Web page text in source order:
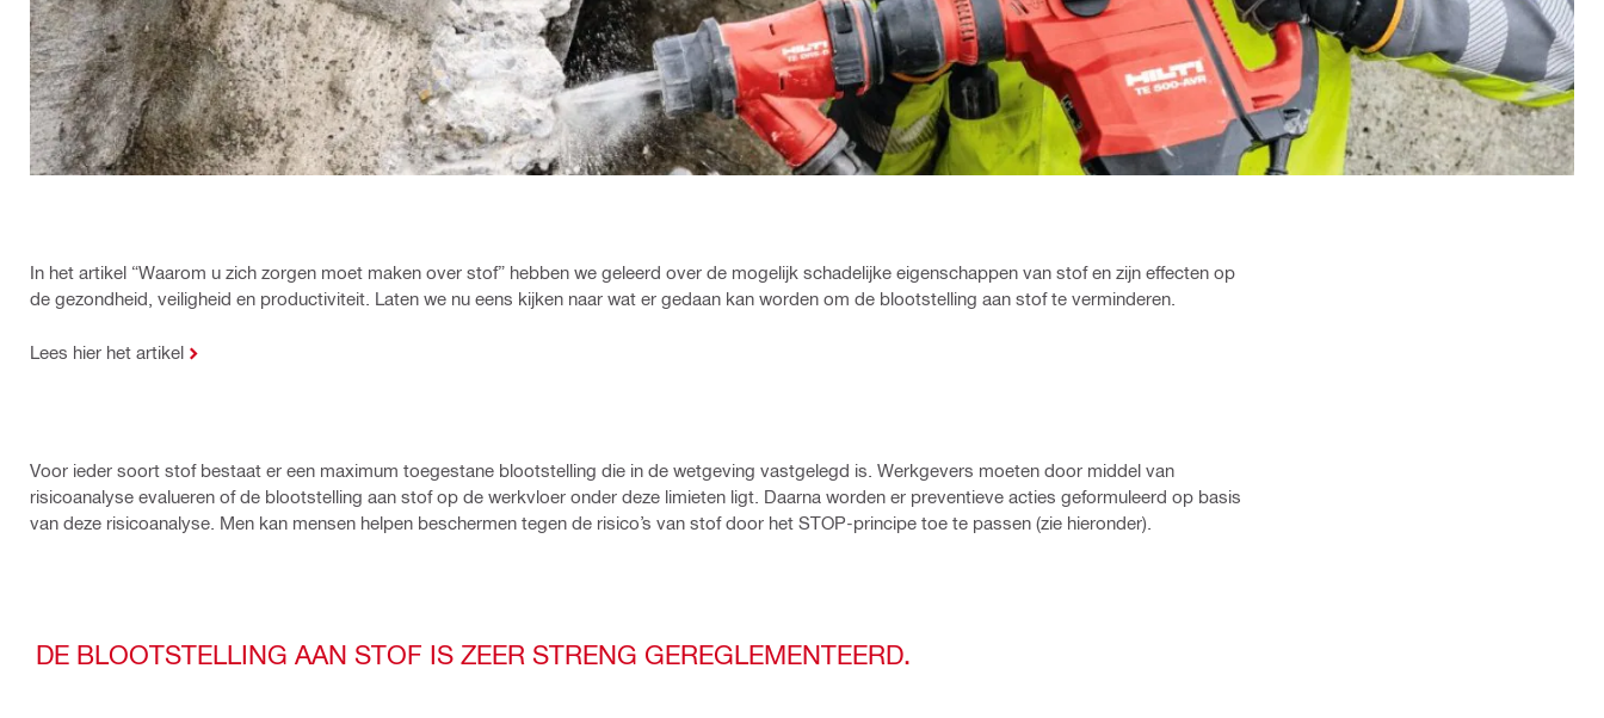
In het artikel “Waarom u zich zorgen moet maken over stof” hebben we geleerd over de mogelijk schadelijke eigenschappen van stof en zijn effecten op
de gezondheid, veiligheid en productiviteit. Laten we nu eens kijken naar wat er gedaan kan worden om de blootstelling aan stof te verminderen.
Lees hier het artikel
Voor ieder soort stof bestaat er een maximum toegestane blootstelling die in de wetgeving vastgelegd is. Werkgevers moeten door middel van
risicoanalyse evalueren of de blootstelling aan stof op de werkvloer onder deze limieten ligt. Daarna worden er preventieve acties geformuleerd op basis
van deze risicoanalyse. Men kan mensen helpen beschermen tegen de risico’s van stof door het STOP-principe toe te passen (zie hieronder).
DE BLOOTSTELLING AAN STOF IS ZEER STRENG GEREGLEMENTEERD.